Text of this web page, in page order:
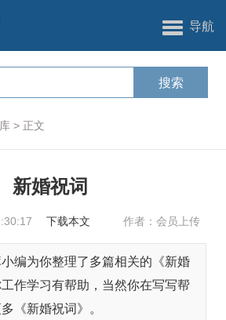
导航
> 正文
新婚祝词
下载本文 作者：会员上传
编为你整理了多篇相关的《新婚
作学习有帮助，当然你在写写帮
《新婚祝词》。